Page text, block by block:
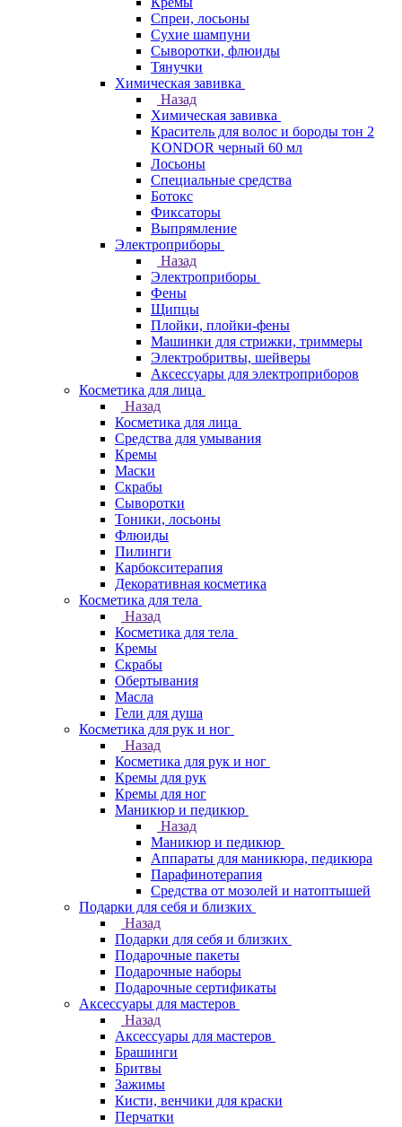
Спреи, лосьоны
Сухие шампуни
Сыворотки, флюиды
Тянучки
Химическая завивка
Назад
Химическая завивка
Краситель для волос и бороды тон 2
KONDOR черный 60 мл
Лосьоны
Специальные средства
Ботокс
Фиксаторы
Выпрямление
Электроприборы
Назад
Электроприборы
Фены
Щипцы
Плойки, плойки-фены
Машинки для стрижки, триммеры
Электробритвы, шейверы
Аксессуары для электроприборов
Косметика для лица
Назад
Косметика для лица
Средства для умывания
Кремы
Маски
Скрабы
Сыворотки
Тоники, лосьоны
Флюиды
Пилинги
Карбокситерапия
Декоративная косметика
Косметика для тела
Назад
Косметика для тела
Кремы
Скрабы
Обертывания
Масла
Гели для душа
Косметика для рук и ног
Назад
Косметика для рук и ног
Кремы для рук
Кремы для ног
Маникюр и педикюр
Назад
Маникюр и педикюр
Аппараты для маникюра, педикюра
Парафинотерапия
Средства от мозолей и натоптышей
Подарки для себя и близких
Назад
Подарки для себя и близких
Подарочные пакеты
Подарочные наборы
Подарочные сертификаты
Аксессуары для мастеров
Назад
Аксессуары для мастеров
Брашинги
Бритвы
Зажимы
Кисти, венчики для краски
Перчатки